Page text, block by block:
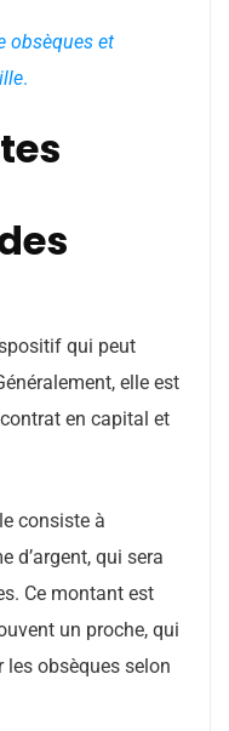
obsèques et
.
qui peut
elle est
en capital et
consiste à
d’argent, qui sera
Ce montant est
un proche, qui
les obsèques selon